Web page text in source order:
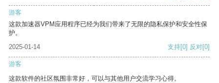
游客
这款加速器VPM应用程序已经为我们带来了无限的隐私保护和安全性保
护。
2025-01-14
支持[0] 反对[0]
游客
这款软件的社区氛围非常好，可以与其他用户交流学习心得。